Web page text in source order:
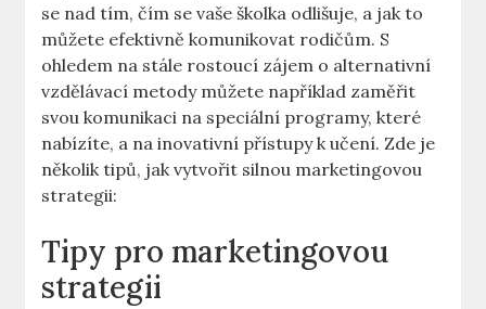
se nad tím, čím se vaše školka odlišuje, a jak to
můžete efektivně komunikovat rodičům. S
ohledem na stále rostoucí zájem o alternativní
vzdělávací metody můžete například zaměřit
svou komunikaci na speciální programy, které
nabízíte, a na inovativní přístupy k učení. Zde je
několik tipů, jak vytvořit silnou marketingovou
strategii:
Tipy pro marketingovou
strategii